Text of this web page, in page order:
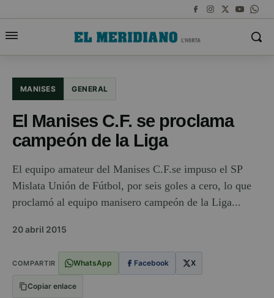
MANISES GENERAL
El Manises C.F. se proclama
campeón de la Liga
El equipo amateur del Manises C.F.se impuso el SP
Mislata Unión de Fútbol, por seis goles a cero, lo que
proclamó al equipo manisero campeón de la Liga...
20 abril 2015
COMPARTIR WhatsApp Facebook X
Copiar enlace